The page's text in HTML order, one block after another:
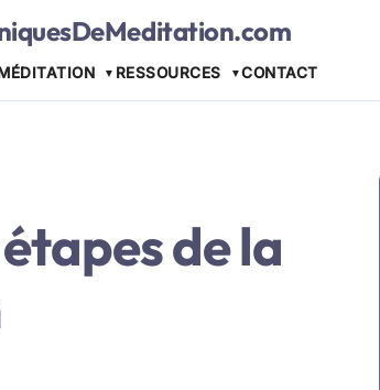
RESSOURCES CONTACT
de la